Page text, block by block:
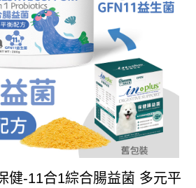
健-11合1綜合腸益菌 多元平